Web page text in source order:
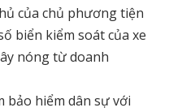
của chủ phương tiện
biển kiểm soát của xe
nóng từ doanh
bảo hiểm dân sự với